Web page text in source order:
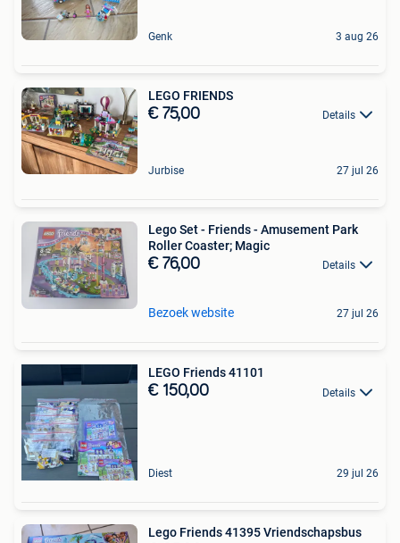
Genk 3 aug 26
LEGO FRIENDS
€ 75,00 Details
Jurbise 27 jul 26
Lego Set - Friends - Amusement Park
Roller Coaster; Magic
€ 76,00 Details
Bezoek website 27 jul 26
LEGO Friends 41101
€ 150,00 Details
Diest 29 jul 26
Lego Friends 41395 Vriendschapsbus